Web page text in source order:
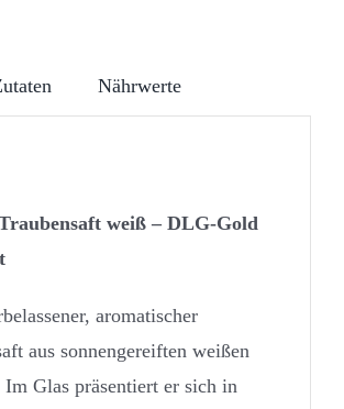
Nährwerte
weiß – DLG-Gold
aromatischer
aus sonnengereiften weißen
Im Glas präsentiert er sich in